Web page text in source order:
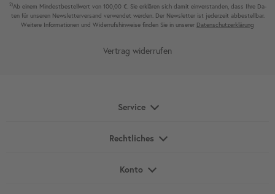
2)Ab einem Mindest­bestell­wert von 100,00 €. Sie erklären sich damit ein­ver­standen, dass Ihre Da­
ten für unseren News­letter­versand ver­wen­det werden. Der News­letter ist jeder­zeit ab­bestel­lbar.
Weitere Infor­mationen und Wider­rufshin­weise finden Sie in unserer Daten­schutz­erklärung
Vertrag widerrufen
Service
Rechtliches
Konto